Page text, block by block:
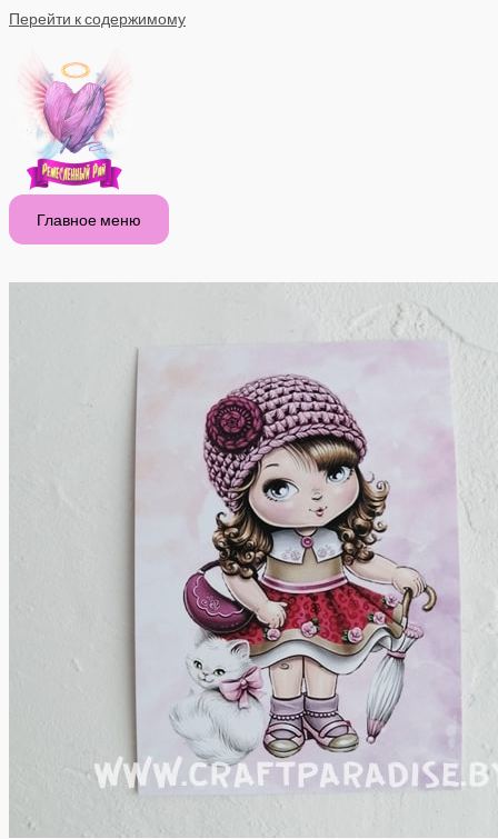
Перейти к содержимому
Главное меню